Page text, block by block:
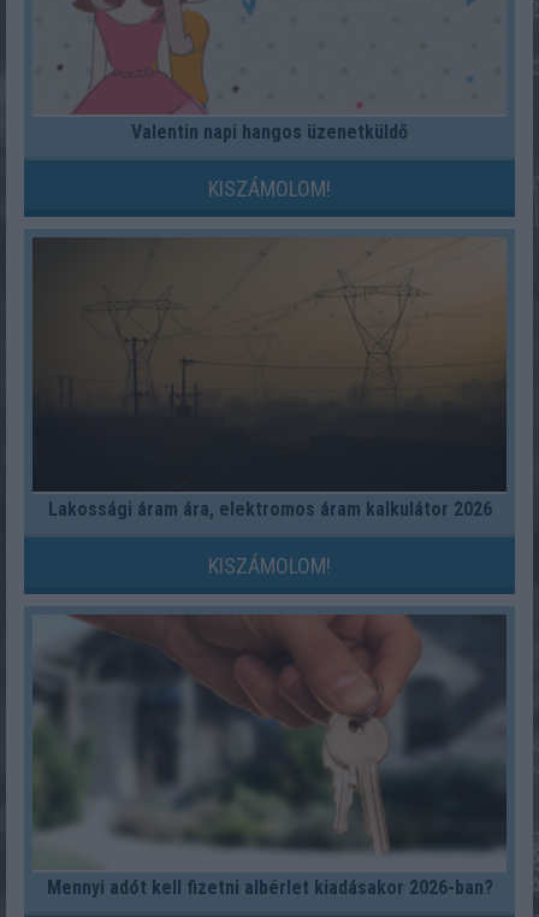
Valentin napi hangos üzenetküldő
KISZÁMOLOM!
Lakossági áram ára, elektromos áram kalkulátor 2026
KISZÁMOLOM!
Mennyi adót kell fizetni albérlet kiadásakor 2026-ban?